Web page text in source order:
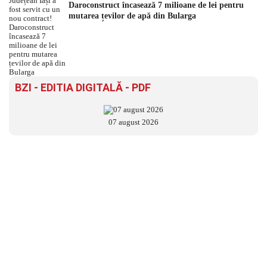
Daroconstruct încasează 7 milioane de lei pentru
mutarea țevilor de apă din Bularga
BZI - EDITIA DIGITALĂ - PDF
07 august 2026